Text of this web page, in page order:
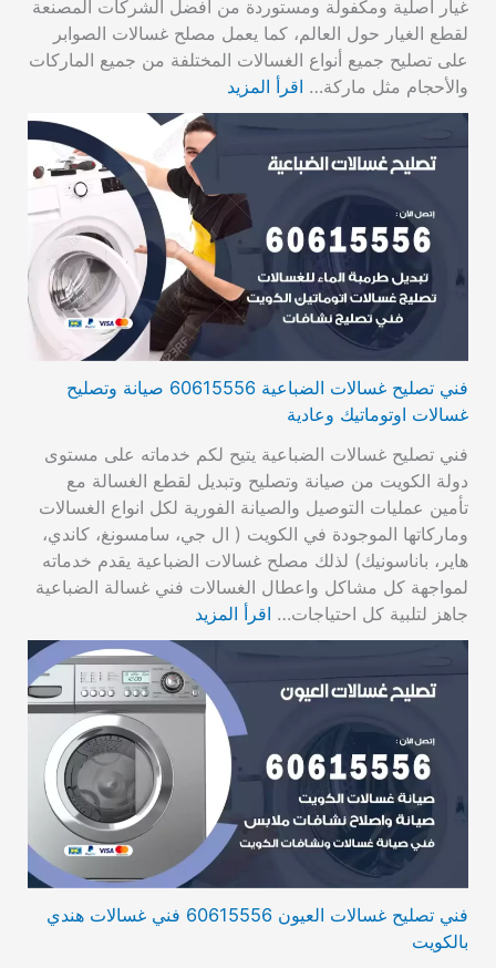
غيار أصلية ومكفولة ومستوردة من أفضل الشركات المصنعة
لقطع الغيار حول العالم، كما يعمل مصلح غسالات الصوابر
على تصليح جميع أنواع الغسالات المختلفة من جميع الماركات
والأحجام مثل ماركة… اقرأ المزيد
فني تصليح غسالات الضباعية 60615556 صيانة وتصليح
غسالات اوتوماتيك وعادية
فني تصليح غسالات الضباعية يتيح لكم خدماته على مستوى
دولة الكويت من صيانة وتصليح وتبديل لقطع الغسالة مع
تأمين عمليات التوصيل والصيانة الفورية لكل انواع الغسالات
وماركاتها الموجودة في الكويت ( ال جي، سامسونغ، كاندي،
هاير، باناسونيك) لذلك مصلح غسالات الضباعية يقدم خدماته
لمواجهة كل مشاكل واعطال الغسالات فني غسالة الضباعية
جاهز لتلبية كل احتياجات… اقرأ المزيد
فني تصليح غسالات العيون 60615556 فني غسالات هندي
بالكويت